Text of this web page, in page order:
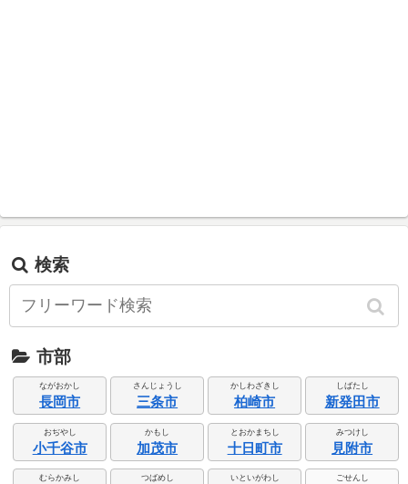
検索
市部
ながおかし
長岡市
さんじょうし
三条市
かしわざきし
柏崎市
しばたし
新発田市
おぢやし
小千谷市
かもし
加茂市
とおかまちし
十日町市
みつけし
見附市
むらかみし つばめし いといがわし ごせんし